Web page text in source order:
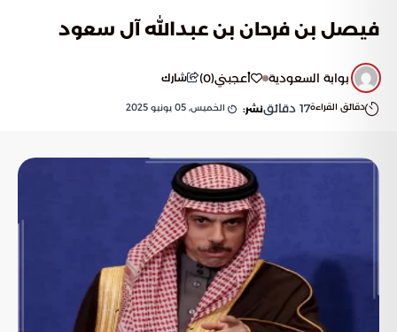
فيصل بن فرحان بن عبدالله آل سعود
بوابة السعودية أعجبني(
0
) شارك
دقائق القراءة17 دقائقنشر: الخميس, 05 يونيو 2025